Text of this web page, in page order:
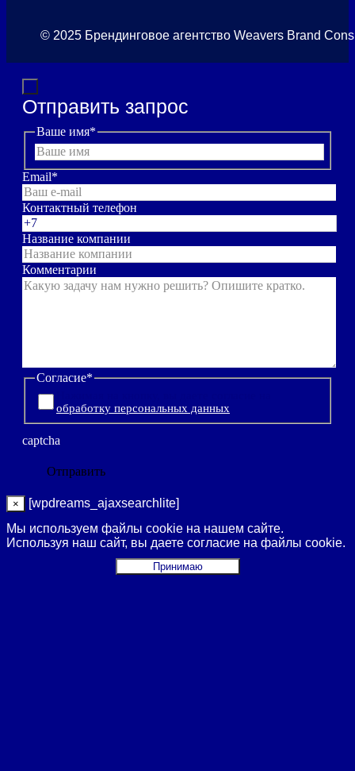
© 2025 Брендинговое агентство Weavers Brand
Отправить запрос
Ваше имя*
Email*
Контактный телефон
Название компании
Комментарии
Согласие*
обработку персональных данных
captcha
×
[wpdreams_ajaxsearchlite]
Мы используем файлы cookie на нашем сайте.
Используя наш сайт, вы даете согласие на файлы cookie.
Принимаю